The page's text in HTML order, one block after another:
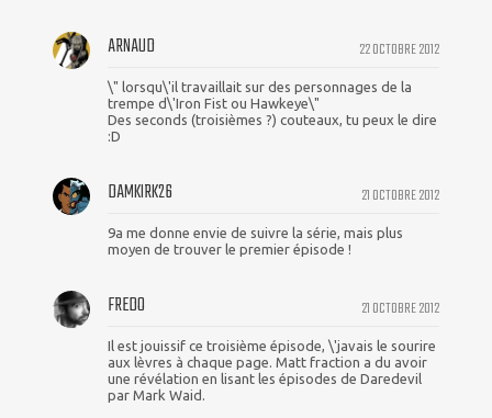
22 OCTOBRE 2012
ARNAUD
\" lorsqu\'il travaillait sur des personnages de la
trempe d\'Iron Fist ou Hawkeye\"
Des seconds (troisièmes ?) couteaux, tu peux le dire
:D
21 OCTOBRE 2012
DAMKIRK26
9a me donne envie de suivre la série, mais plus
moyen de trouver le premier épisode !
21 OCTOBRE 2012
FREDO
Il est jouissif ce troisième épisode, \'javais le sourire
aux lèvres à chaque page. Matt fraction a du avoir
une révélation en lisant les épisodes de Daredevil
par Mark Waid.